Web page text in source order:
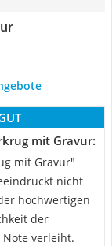
mit Gravur:
mit Gravur"
nicht
hochwertigen
der
verleiht.